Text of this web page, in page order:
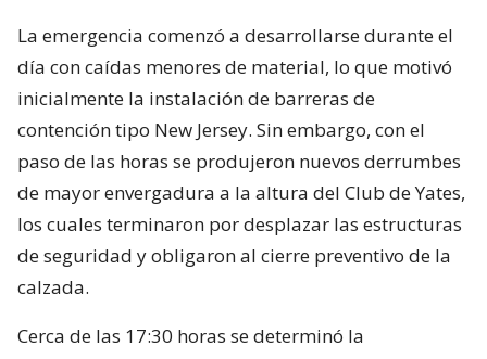
La emergencia comenzó a desarrollarse durante el
día con caídas menores de material, lo que motivó
inicialmente la instalación de barreras de
contención tipo New Jersey. Sin embargo, con el
paso de las horas se produjeron nuevos derrumbes
de mayor envergadura a la altura del Club de Yates,
los cuales terminaron por desplazar las estructuras
de seguridad y obligaron al cierre preventivo de la
calzada.
Cerca de las 17:30 horas se determinó la